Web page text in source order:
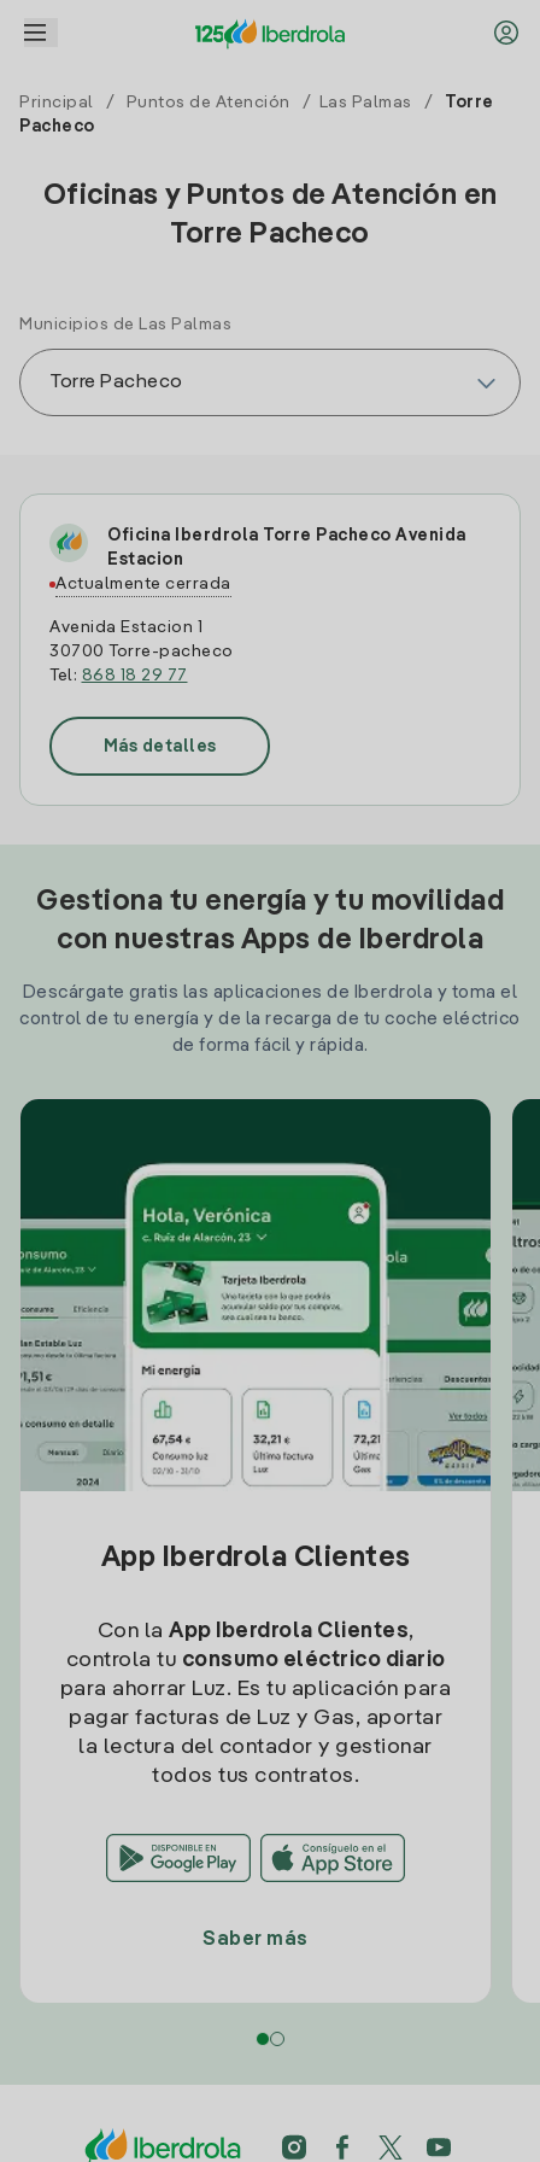
Principal / Puntos de Atención / Las Palmas /
Torre
Pacheco
Oficinas y Puntos de Atención en
Torre Pacheco
Municipios de Las Palmas
Oficina Iberdrola Torre Pacheco Avenida
Estacion
Actualmente cerrada
Avenida Estacion 1
30700 Torre-pacheco
Tel: 868 18 29 77
Más detalles
Gestiona tu energía y tu movilidad
con nuestras Apps de Iberdrola
Descárgate gratis las aplicaciones de Iberdrola y toma el
control de tu energía y de la recarga de tu coche eléctrico
de forma fácil y rápida.
App Iberdrola Clientes
Con la App Iberdrola Clientes,
controla tu consumo eléctrico diario
para ahorrar Luz. Es tu aplicación para
pagar facturas de Luz y Gas, aportar
la lectura del contador y gestionar
todos tus contratos.
Saber más